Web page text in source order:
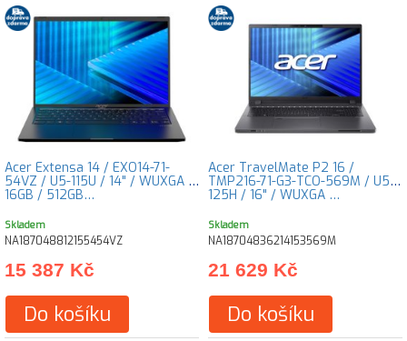
Acer Extensa 14 / EXO14-71-
54VZ / U5-115U / 14" / WUXGA /
16GB / 512GB…
Skladem
NA187048812155454VZ
15 387 Kč
Do košíku
Acer TravelMate P2 16 /
TMP216-71-G3-TCO-569M / U5-
125H / 16" / WUXGA …
Skladem
NA18704836214153569M
21 629 Kč
Do košíku